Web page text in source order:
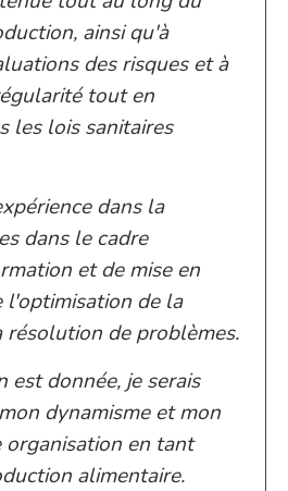
ainsi qu'à
des risques et à
tout en
les lois sanitaires
dans la
dans le cadre
et de mise en
de la
de problèmes.
est donnée, je serais
dynamisme et mon
en tant
alimentaire.